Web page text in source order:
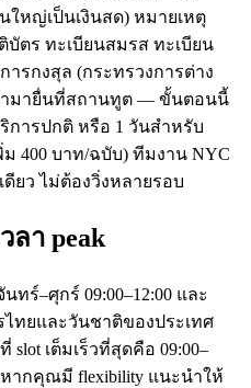
ใหญ่เป็นเงินสด) หมายเหตุ
ตร ทะเบียนสมรส ทะเบียน
รกงสุล (กระทรวงการต่าง
มายื่นที่สถานทูต — ขั้นตอนนี้
การปกติ หรือ 1 วันสำหรับ
ม 400 บาท/ฉบับ) ทีมงาน NYC
ยว ไม่ต้องวิ่งหลายรอบ
ลา peak
ทร์–ศุกร์ 09:00–12:00 และ
ไทยและวันชาติของประเทศ
slot เต็มเร็วที่สุดคือ 09:00–
ากคุณมี flexibility แนะนำให้